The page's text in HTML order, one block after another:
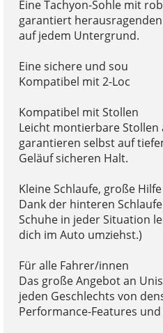
Eine Tachyon-Sohle mit
garantiert
auf jedem Untergrund.
Eine sichere und sou
Kompatibel mit 2-Loc
Kompatibel mit Stollen
Leicht montierbare Stollen
garantieren selbst auf
Geläuf sicheren Halt.
Kleine Schlaufe, große Hilfe
Dank der hinteren
Schuhe in jeder Situation
dich im Auto umziehst.)
Für alle Fahrer/innen
Das große Angebot an
jeden Geschlechts von
Performance-Features